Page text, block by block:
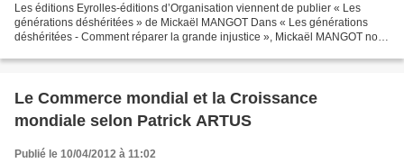
Les éditions Eyrolles-éditions d’Organisation viennent de publier « Les
générations déshéritées » de Mickaël MANGOT Dans « Les générations
déshéritées - Comment réparer la grande injustice », Mickaël MANGOT nous
Le Commerce mondial et la Croissance
mondiale selon Patrick ARTUS
Publié le 10/04/2012 à 11:02